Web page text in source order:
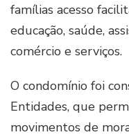
famílias acesso
educação, saúde,
comércio e serviços.
O condomínio foi
Entidades, que
movimentos de